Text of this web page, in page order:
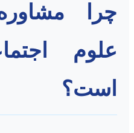
چرا
علوم
است؟